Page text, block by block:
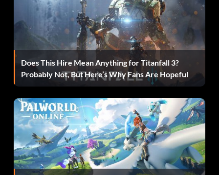
Does This Hire Mean Anything for Titanfall 3?
Probably Not, But Here’s Why Fans Are Hopeful